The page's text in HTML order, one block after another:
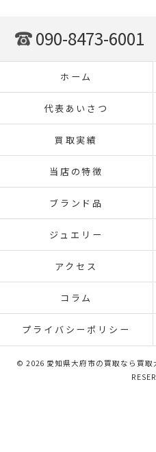
090-8473-6001
ホーム
代表あいさつ
買取実績
当店の特徴
ブランド品
ジュエリー
アクセス
コラム
プライバシーポリシー
© 2026 愛知県大府市の買取なら買取